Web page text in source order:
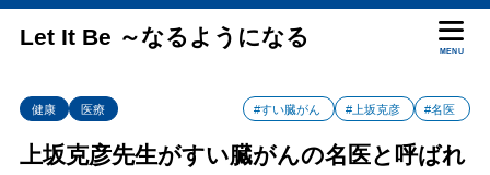
Let It Be ～なるようになる
MENU
健康 医療 #すい臓がん #上坂克彦 #名医
上坂克彦先生がすい臓がんの名医と呼ばれ